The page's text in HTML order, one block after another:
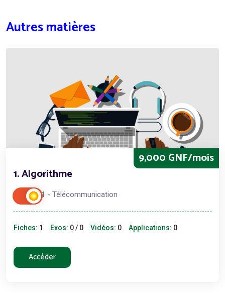
Autres matières
9,000 GNF/mois
1. Algorithme
Licence 1 - Télécommunication
Fiches: 1 Exos: 0 / 0 Vidéos: 0 Applications: 0
Accéder